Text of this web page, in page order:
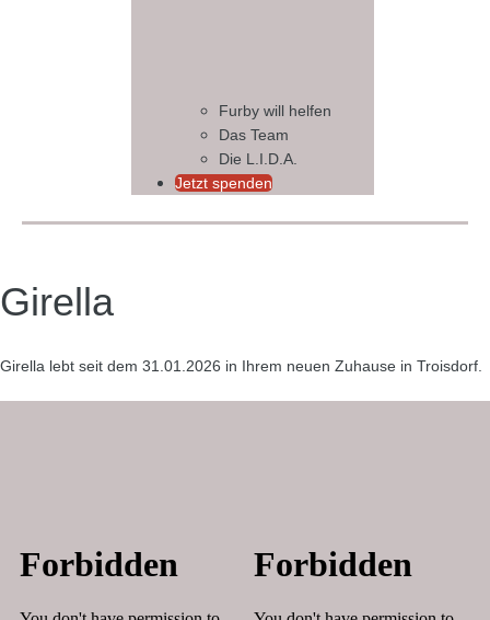
Furby will helfen
Das Team
Die L.I.D.A.
Jetzt spenden
Girella
Girella lebt seit dem 31.01.2026 in Ihrem neuen Zuhause in Troisdorf.